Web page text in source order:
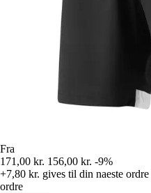
Fra
171,00 kr. 156,00 kr. -9%
+7,80 kr. gives til din naeste ordre
ordre